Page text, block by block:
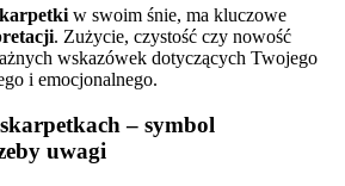
w swoim śnie, ma kluczowe
. Zużycie, czystość czy nowość
wskazówek dotyczących Twojego
i emocjonalnego.
– symbol
uwagi